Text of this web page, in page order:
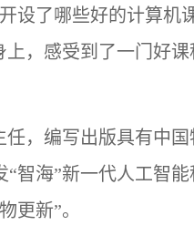
设了哪些好的计算机
，感受到了一门好
，编写出版具有中
智海”新一代人工智
更新”。